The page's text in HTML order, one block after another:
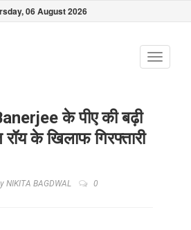
06 August 2026
Toggle
के पीए की बढ़ी
के खिलाफ गिरफ्तारी
NIKITA BAGDWAL 0